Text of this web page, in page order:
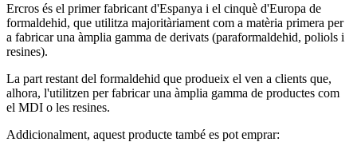
Ercros és el primer fabricant d'Espanya i el cinquè d'Europa de
formaldehid, que utilitza majoritàriament com a matèria primera per
a fabricar una àmplia gamma de derivats (paraformaldehid, poliols i
resines).
La part restant del formaldehid que produeix el ven a clients que,
alhora, l'utilitzen per fabricar una àmplia gamma de productes com
el MDI o les resines.
Addicionalment, aquest producte també es pot emprar: